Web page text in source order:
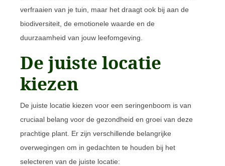
verfraaien van je tuin, maar het draagt ook bij aan de
biodiversiteit, de emotionele waarde en de
duurzaamheid van jouw leefomgeving.
De juiste locatie
kiezen
De juiste locatie kiezen voor een seringenboom is van
cruciaal belang voor de gezondheid en groei van deze
prachtige plant. Er zijn verschillende belangrijke
overwegingen om in gedachten te houden bij het
selecteren van de juiste locatie: